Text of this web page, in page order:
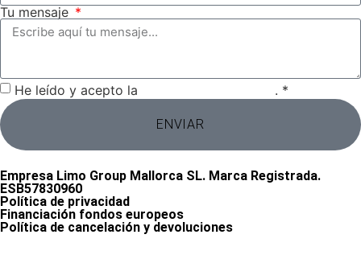
Tu mensaje
He leído y acepto la . *
ENVIAR
Empresa Limo Group Mallorca SL. Marca Registrada.
ESB57830960
Política de privacidad
Financiación fondos europeos
Política de cancelación y devoluciones